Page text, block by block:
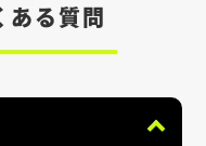
ある質問